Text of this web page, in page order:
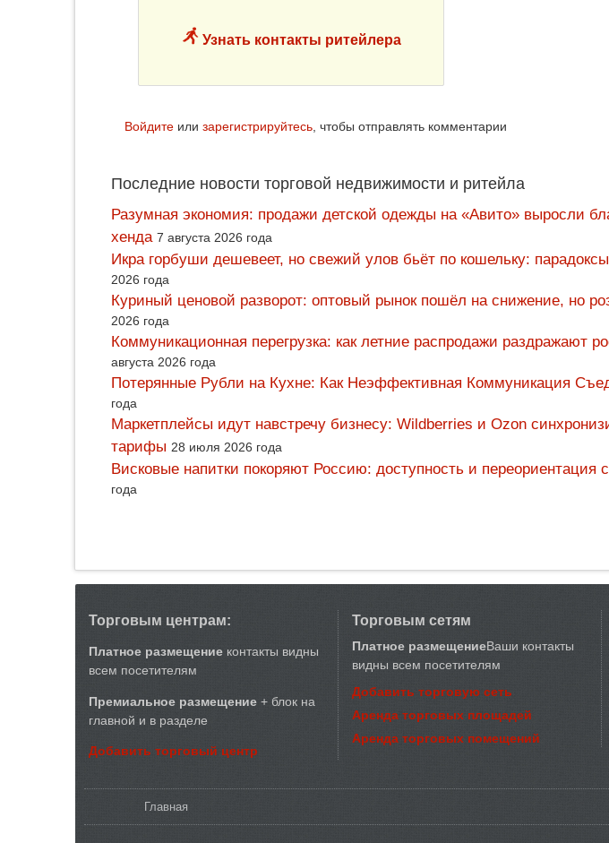
Узнать контакты ритейлера
Войдите или зарегистрируйтесь, чтобы отправлять комментарии
Последние новости торговой недвижимости и ритейла
Разумная экономия: продажи детской одежды на «Авито» выросли
хенда 7 августа 2026 года
Икра горбуши дешевеет, но свежий улов бьёт по кошельку:
2026 года
Куриный ценовой разворот: оптовый рынок пошёл на снижение, но
2026 года
Коммуникационная перегрузка: как летние распродажи раздражают
августа 2026 года
Потерянные Рубли на Кухне: Как Неэффективная Коммуникация
года
Маркетплейсы идут навстречу бизнесу: Wildberries и Ozon
тарифы 28 июля 2026 года
Висковые напитки покоряют Россию: доступность и переориентация
года
Торговым центрам:
Платное размещение контакты видны
всем посетителям
Премиальное размещение + блок на
главной и в разделе
Добавить торговый центр
Торговым сетям
Платное размещениеВаши контакты
видны всем посетителям
Добавить торговую сеть
Аренда торговых площадей
Аренда торговых помещений
Главная